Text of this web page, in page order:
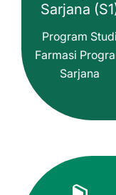
Sarjana
Program Studi
Farmasi
Sarjana